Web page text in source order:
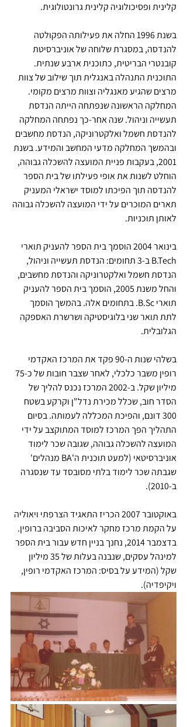
קלינית ופסיכולוגיה קלינית גרונטולוגית.
בשנת 1996 החלה את פעילותה הפקולטה
להנדסה, במסגרת שלוחה של אוניברסיטת
קובנטרי הבריטית, כתוכנית ארבע שנתית.
התוכנית התנהלה באנגלית תוך שילוב של צוות
מרצים שהגיע מאנגליה וצוות מרצים מקומי.
המחלקה הראשונה שנפתחה הייתה הנדסת
תעשייה וניהול. שנה אחר-כך נפתחה המחלקה
להנדסת חשמל ואלקטרוניקה, הנדסת מחשבים
ובהמשך המחלקה מדעי המחשב והמידע. בשנת
2001, בעקבות פניית המועצה להשכלה גבוהה,
הוחלט לשנות את אופי פעילתו של בית הספר
להנדסה תוך הפיכתו למוסד ישראלי המעניק
תארים המוכרים על ידי המועצה להשכלה גבוהה
לאותן תוכניות.
בינואר 2004 הוסמך בית הספר להעניק תוארי
B.Tech ב-3 תחומים: הנדסת תעשייה וניהול,
הנדסת חשמל ואלקטרוניקה והנדסת מחשבים,
והחל משנת 2005, הוסמך בית הספר להעניק
תוארי B.Sc. בתחומים אלה. בהמשך הוסמך
לתת תואר שני בלוגיסטיקה ושרשרת האספקה
הגלובלית.
בשלהי שנות ה-90 פקד את המרכז האקדמי
מיליון שקל. ב-2002 המרכז נכנס להליך של
הסדר חוב, שכלל מכירת נדל"ן וקרקע בשטח
300 דונם, והפיכת המכללה לעמותה. בסיום
התהליך הפך המרכז למוסד המתוקצב על ידי
המועצה להשכלה גבוהה, שגובה שכר לימוד
אוניברסיטאי (למעט תוכנית ה'BA מנהלים'
שגבתה שכר לימוד בלתי מסובסד עד שנסגרה
ב-2010).
באוקטובר 2007 הכריז התאגיד הצרפתי ויאוליה
על הקמת מרכז מחקר לאיכות הסביבה ברופין.
בדצמבר 2014, נחנך בניין חדש עבור בית הספר
למינהל עסקים, שנבנה בעלות של 35 מיליון
שקל (המידע על בסיס: המרכז האקדמי רופין,
ויקיפדיה).